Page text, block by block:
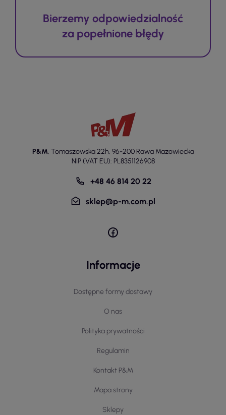
Bierzemy odpowiedzialność
za popełnione błędy
P&M, Tomaszowska 22h, 96-200 Rawa Mazowiecka
NIP (VAT EU): PL8351126908
+48 46 814 20 22
sklep@p-m.com.pl
Informacje
Dostępne formy dostawy
O nas
Polityka prywatności
Regulamin
Kontakt P&M
Mapa strony
Sklepy